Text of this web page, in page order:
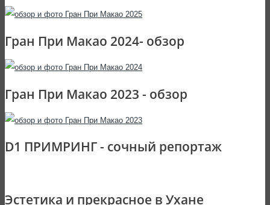
Гран При Макао 2024- обзор
Гран При Макао 2023 - обзор
D1 ПРИМРИНГ - сочный репортаж
Эстетика и прекрасное в Ухане